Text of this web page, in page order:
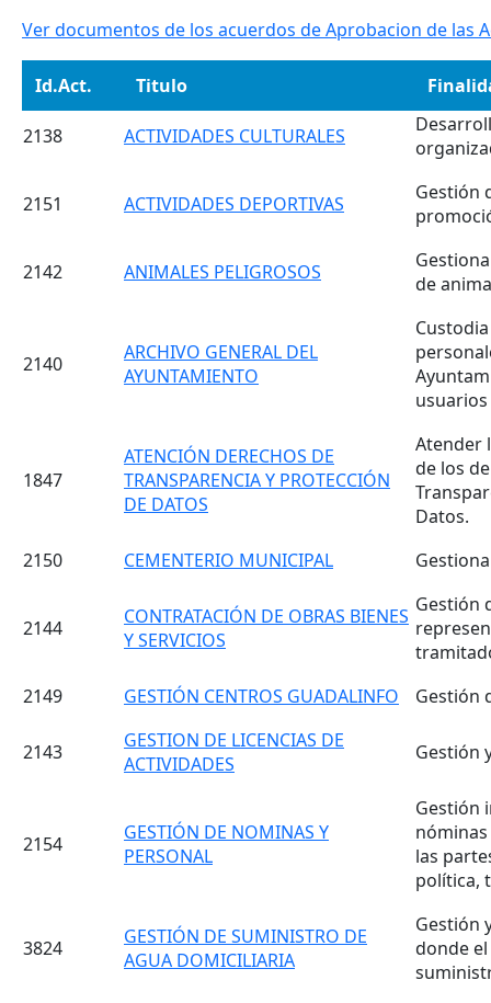
Ver documentos de los acuerdos de Aprobacion de las
Id.Act. Titulo
2138 ACTIVIDADES CULTURALES
2151 ACTIVIDADES DEPORTIVAS
Gestión
2142 ANIMALES PELIGROSOS
de
2140
ARCHIVO GENERAL DEL
AYUNTAMIENTO
1847
ATENCIÓN DERECHOS DE
TRANSPARENCIA Y PROTECCIÓN
DE DATOS
Atender
de los
Datos.
2150
CEMENTERIO MUNICIPAL
2144
CONTRATACIÓN DE OBRAS BIENES
Y SERVICIOS
Gestión
2149
GESTIÓN CENTROS GUADALINFO Gestión
2143
GESTION DE LICENCIAS DE
ACTIVIDADES
Gestión
2154
GESTIÓN DE NOMINAS Y
PERSONAL
Gestión
las
política,
3824
GESTIÓN DE SUMINISTRO DE
AGUA DOMICILIARIA
Gestión
donde